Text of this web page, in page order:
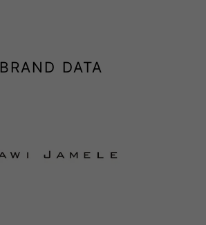
BRAND DATA